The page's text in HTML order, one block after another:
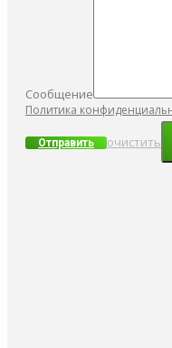
Сообщение
Политика
Отправить очистить